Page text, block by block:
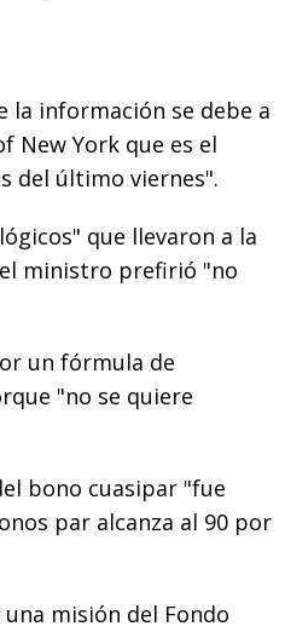
la información se debe a
New York que es el
del último viernes".
que llevaron a la
ministro prefirió "no
un fórmula de
"no se quiere
bono cuasipar "fue
par alcanza al 90 por
misión del Fondo